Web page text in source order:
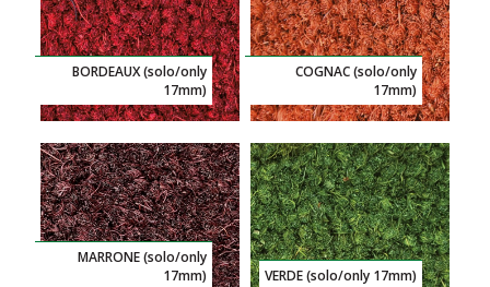
BORDEAUX (solo/only
17mm)
COGNAC (solo/only
17mm)
MARRONE (solo/only
17mm)
VERDE (solo/only 17mm)